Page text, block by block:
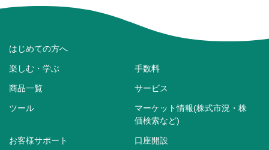
はじめての方へ
楽しむ・学ぶ 手数料
商品一覧 サービス
ツール
マーケット情報(株式市況・株
価検索など)
お客様サポート 口座開設